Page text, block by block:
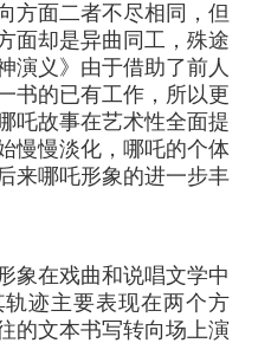
方面二者不尽相同，但
面却是异曲同工，殊途
演义》由于借助了前人
书的已有工作，所以更
吒故事在艺术性全面提
慢慢淡化，哪吒的个体
来哪吒形象的进一步丰
象在戏曲和说唱文学中
迹主要表现在两个方
的文本书写转向场上演